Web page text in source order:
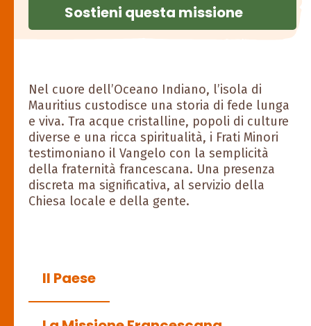
Sostieni questa missione
Nel cuore dell’Oceano Indiano, l’isola di
Mauritius custodisce una storia di fede lunga
e viva. Tra acque cristalline, popoli di culture
diverse e una ricca spiritualità, i Frati Minori
testimoniano il Vangelo con la semplicità
della fraternità francescana. Una presenza
discreta ma significativa, al servizio della
Chiesa locale e della gente.
Il Paese